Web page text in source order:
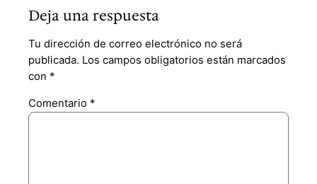
Deja una respuesta
Tu dirección de correo electrónico no será
publicada. Los campos obligatorios están marcados
con *
Comentario *